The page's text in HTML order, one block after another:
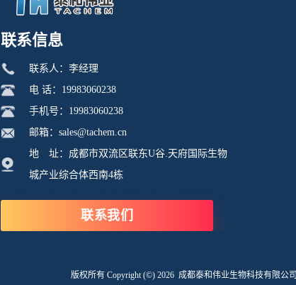
联系信息
联系人：李经理
电 话：19983060238
手机号：19983060238
邮箱：sales@tachem.cn
地 址：成都市双流区联东U谷.天府国际生物
城产业综合体西南4栋
联系我们
版权所有 Copyright (©) 2026 成都泰和伟业生物科技有限公司